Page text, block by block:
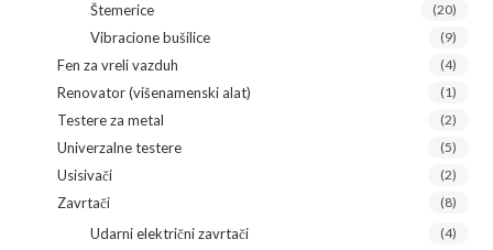
Štemerice (20)
Vibracione bušilice (9)
Fen za vreli vazduh (4)
Renovator (višenamenski alat) (1)
Testere za metal (2)
Univerzalne testere (5)
Usisivači (2)
Zavrtači (8)
Udarni električni zavrtači (4)